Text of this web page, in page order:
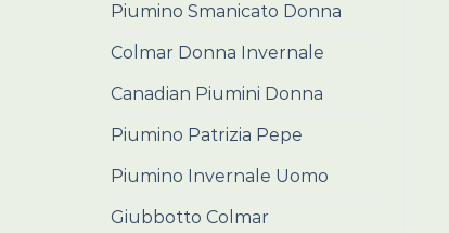
Piumino Smanicato Donna
Colmar Donna Invernale
Canadian Piumini Donna
Piumino Patrizia Pepe
Piumino Invernale Uomo
Giubbotto Colmar